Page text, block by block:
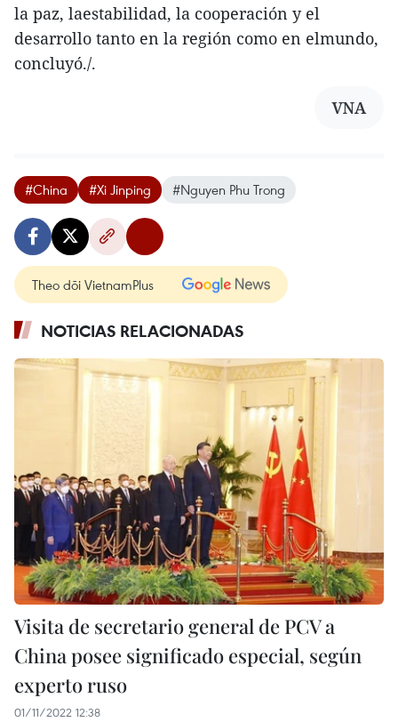
la paz, laestabilidad, la cooperación y el
desarrollo tanto en la región como en elmundo,
concluyó./.
VNA
#China #Xi Jinping #Nguyen Phu Trong
Theo dõi VietnamPlus
NOTICIAS RELACIONADAS
Visita de secretario general de PCV a
China posee significado especial, según
experto ruso
01/11/2022 12:38